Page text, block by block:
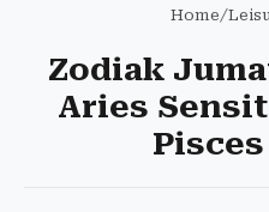
Home/
Zodiak
Aries